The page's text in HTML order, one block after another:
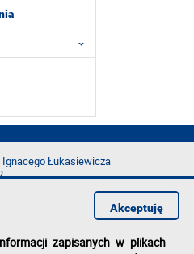
Łukasiewicza
zapisanych w plikach
Akceptuję